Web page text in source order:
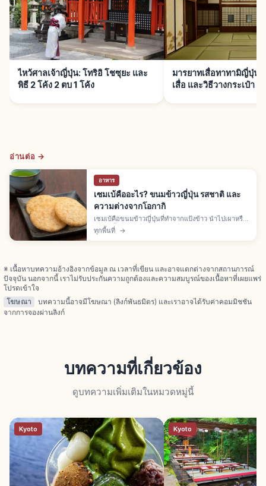
ไหว้ศาลเจ้าญี่ปุ่น: โทริอิ โชซุยะ และ
พิธี 2 โค้ง 2 ตบ 1 โค้ง
มารยาทเสื่อทาทามิญี่ปุ่น:
เสื่อ และวิธีวางกระเป๋า
อ่านต่อ →
อาหาร
เซมเบ้คืออะไร? ขนมข้าวญี่ปุ่น รสชาติ และ
ความต่างจากโอกากิ
เซมเบ้คือขนมข้าวญี่ปุ่นที่ทำจากแป้งข้าว นำไปเผาหรือ
ทอด มีทั้งรสโชยุ เกลือ และสาหร่าย ต่างจากโอกากิและ
อาราเระที่ใช้ข้าวเหนียวเป็นหลัก
ทุกพื้นที่ →
※ เนื้อหาบทความอ้างอิงจากข้อมูล ณ เวลาที่เขียน และอาจแตกต่างจากสถานการณ์
ปัจจุบัน นอกจากนี้ เราไม่รับประกันความถูกต้องและความสมบูรณ์ของเนื้อหาที่เผยแพร่
โปรดเข้าใจ
โฆษณา
บทความนี้อาจมีโฆษณา (ลิงก์พันธมิตร) และเราอาจได้รับค่าคอมมิชชัน
จากการจองผ่านลิงก์
บทความที่เกี่ยวข้อง
ดูบทความเพิ่มเติมในหมวดหมู่นี้
Kyoto Kyoto